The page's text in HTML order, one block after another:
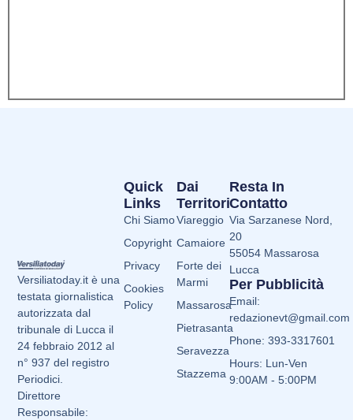
Versiliatoday.it è una
testata giornalistica
autorizzata dal
tribunale di Lucca il
24 febbraio 2012 al
n° 937 del registro
Periodici.
Direttore
Responsabile:
Dai
Territori
Viareggio
Camaiore
Forte dei
Marmi
Massarosa
Pietrasanta
Seravezza
Stazzema
Quick
Links
Chi Siamo
Copyright
Privacy
Cookies
Policy
Resta In
Contatto
Via Sarzanese Nord,
20
55054 Massarosa
Lucca
Per Pubblicità
Email:
redazionevt@gmail.com
Phone: 393-3317601
Hours: Lun-Ven
9:00AM - 5:00PM